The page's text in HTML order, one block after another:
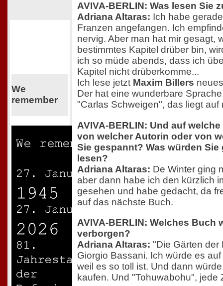
We
remember
AVIVA-BERLIN: Was lesen Sie
Adriana Altaras: Ich habe
Franzen angefangen. Ich
nervig. Aber man hat mir gesagt,
bestimmtes Kapitel drüber bin,
ich so müde abends, dass ich
Kapitel nicht drüberkomme...
Ich lese jetzt Maxim Billers
Der hat eine wunderbare
"Carlas Schweigen", das liegt auf
AVIVA-BERLIN: Und auf
von welcher Autorin oder von
Sie gespannt? Was würden
lesen?
Adriana Altaras: De Winter ging
aber dann habe ich den kürzlich
gesehen und habe gedacht, da
auf das nächste Buch.
AVIVA-BERLIN: Welches Buch
verborgen?
Adriana Altaras: "Die Gärten der
Giorgio Bassani. Ich würde es
weil es so toll ist. Und dann
kaufen. Und "Tohuwabohu", jede